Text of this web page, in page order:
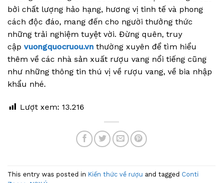
bởi chất lượng hảo hạng, hương vị tinh tế và phong
cách độc đáo, mang đến cho người thưởng thức
những trải nghiệm tuyệt vời. Đừng quên, truy
cập vuongquocruou.vn thường xuyên để tìm hiểu
thêm về các nhà sản xuất rượu vang nổi tiếng cũng
như những thông tin thú vị về rượu vang, về bia nhập
khẩu nhé.
Lượt xem: 13.216
This entry was posted in Kiến thức về rượu and tagged Conti